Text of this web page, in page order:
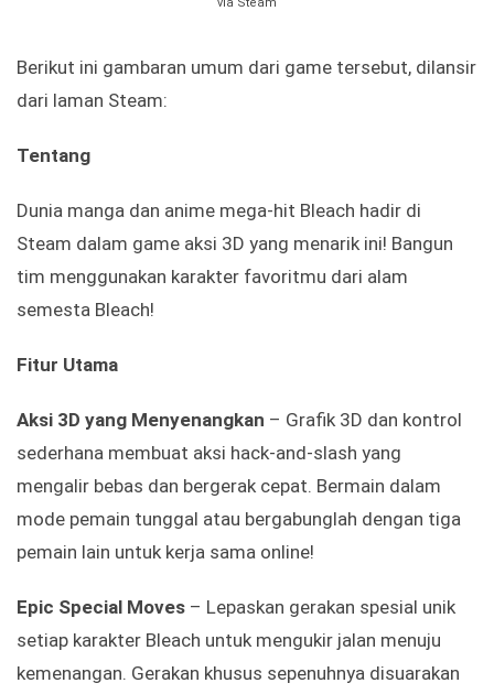
via Steam
Berikut ini gambaran umum dari game tersebut, dilansir
dari laman Steam:
Tentang
Dunia manga dan anime mega-hit Bleach hadir di
Steam dalam game aksi 3D yang menarik ini! Bangun
tim menggunakan karakter favoritmu dari alam
semesta Bleach!
Fitur Utama
Aksi 3D yang Menyenangkan – Grafik 3D dan kontrol
sederhana membuat aksi hack-and-slash yang
mengalir bebas dan bergerak cepat. Bermain dalam
mode pemain tunggal atau bergabunglah dengan tiga
pemain lain untuk kerja sama online!
Epic Special Moves – Lepaskan gerakan spesial unik
setiap karakter Bleach untuk mengukir jalan menuju
kemenangan. Gerakan khusus sepenuhnya disuarakan